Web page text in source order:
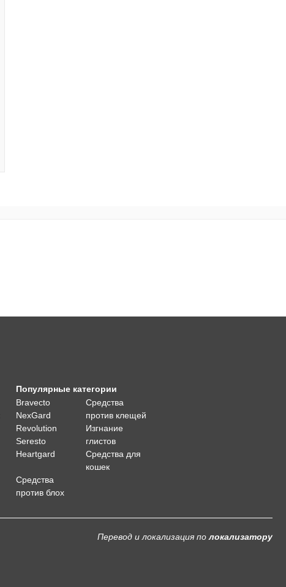
Популярные категории
Bravecto
NexGard
Revolution
Seresto
Heartgard
Средства
против блох
Средства
против клещей
Изгнание
глистов
Средства для
кошек
Перевод и локализация полокализатору